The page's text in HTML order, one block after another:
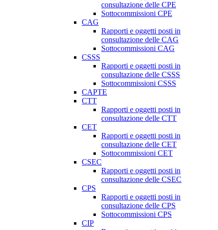
consultazione delle CPE
Sottocommissioni CPE
CAG
Rapporti e oggetti posti in
consultazione delle CAG
Sottocommissioni CAG
CSSS
Rapporti e oggetti posti in
consultazione delle CSSS
Sottocommissioni CSSS
CAPTE
CTT
Rapporti e oggetti posti in
consultazione delle CTT
CET
Rapporti e oggetti posti in
consultazione delle CET
Sottocommissioni CET
CSEC
Rapporti e oggetti posti in
consultazione delle CSEC
CPS
Rapporti e oggetti posti in
consultazione delle CPS
Sottocommissioni CPS
CIP